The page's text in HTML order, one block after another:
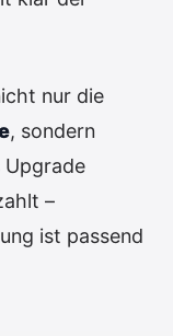
nur die
, sondern
Upgrade
–
ist passend